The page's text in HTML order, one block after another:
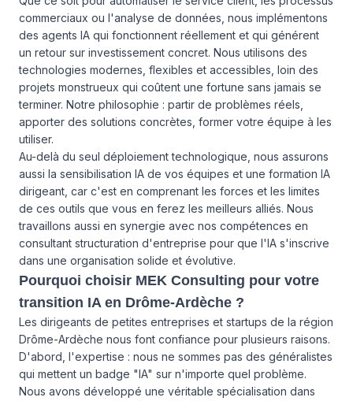
commerciaux ou l'analyse de données, nous implémentons
des agents IA qui fonctionnent réellement et qui générent
un retour sur investissement concret. Nous utilisons des
technologies modernes, flexibles et accessibles, loin des
projets monstrueux qui coûtent une fortune sans jamais se
terminer. Notre philosophie : partir de problèmes réels,
apporter des solutions concrètes, former votre équipe à les
utiliser.
Au-delà du seul déploiement technologique, nous assurons
aussi la sensibilisation IA de vos équipes et une formation IA
dirigeant, car c'est en comprenant les forces et les limites
de ces outils que vous en ferez les meilleurs alliés. Nous
travaillons aussi en synergie avec nos compétences en
consultant structuration d'entreprise pour que l'IA s'inscrive
dans une organisation solide et évolutive.
Pourquoi choisir MEK Consulting pour votre
transition IA en Drôme-Ardèche ?
Les dirigeants de petites entreprises et startups de la région
Drôme-Ardèche nous font confiance pour plusieurs raisons.
D'abord, l'expertise : nous ne sommes pas des généralistes
qui mettent un badge "IA" sur n'importe quel problème.
Nous avons développé une véritable spécialisation dans